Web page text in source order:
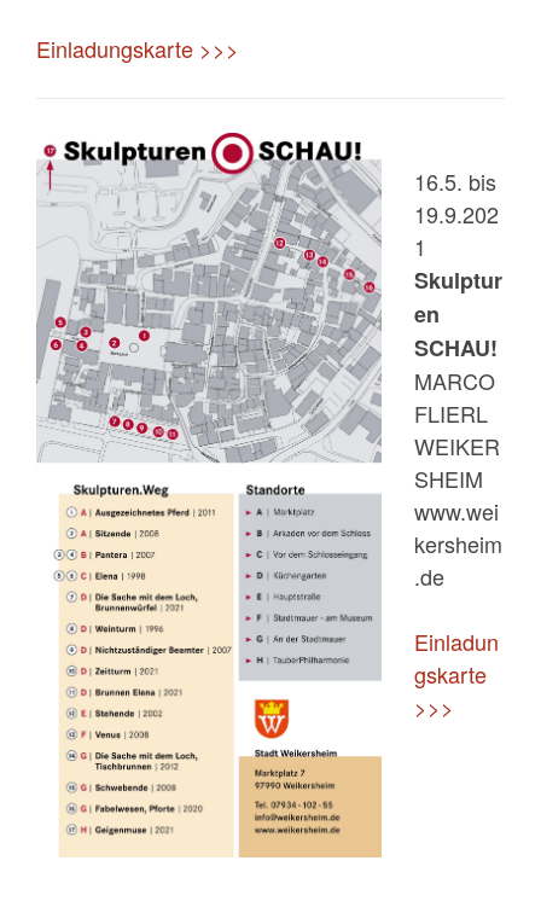
Einladungskarte >>>
16.5. bis
19.9.202
1
Skulptur
en
SCHAU!
MARCO
FLIERL
WEIKER
SHEIM
www.wei
kersheim
.de
Einladun
gskarte
>>>